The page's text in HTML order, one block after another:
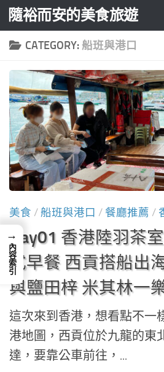
Skip to content
隨裕而安的美食旅遊
CATEGORY: 船班與港口
美食 / 船班與港口 / 餐廳推薦 /
Day01 香港陸羽茶
式早餐 西貢搭船出
與鹽田梓 米其林一
這次來到香港，想看點不一
港地圖，西貢位於九龍的東
達，要靠公車前往，...
→
內容索引